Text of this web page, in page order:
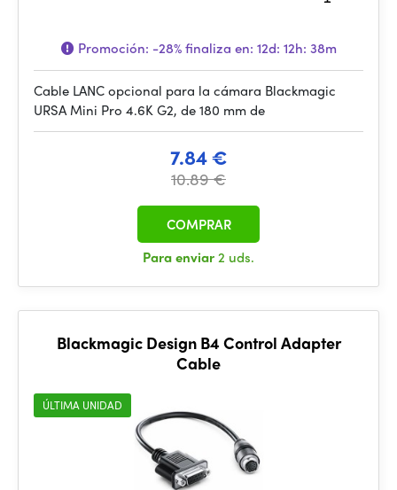
Promoción: -28%finaliza en: 12d: 12h: 38m
Cable LANC opcional para la cámara Blackmagic
URSA Mini Pro 4.6K G2, de 180 mm de
7.84 €
10.89 €
Para enviar2 uds.
COMPRAR
Blackmagic Design B4 Control Adapter
Cable
ÚLTIMA UNIDAD